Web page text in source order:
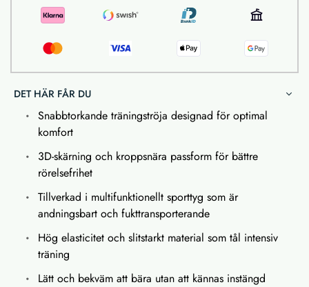
DET HÄR FÅR DU
Snabbtorkande träningströja designad för optimal
komfort
3D-skärning och kroppsnära passform för bättre
rörelsefrihet
Tillverkad i multifunktionellt sporttyg som är
andningsbart och fukttransporterande
Hög elasticitet och slitstarkt material som tål intensiv
träning
Lätt och bekväm att bära utan att kännas instängd